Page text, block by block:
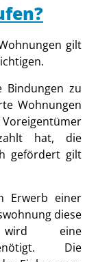
gilt
Bindungen zu
Wohnungen
hat, die
gefördert gilt
Erwerb einer
diese
eine
Die